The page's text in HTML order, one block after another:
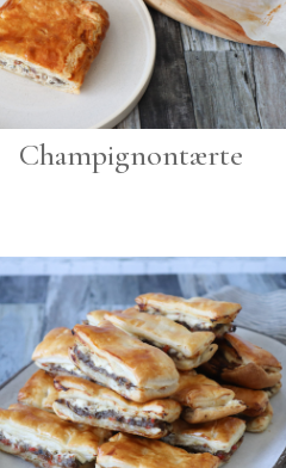
Champignontærte